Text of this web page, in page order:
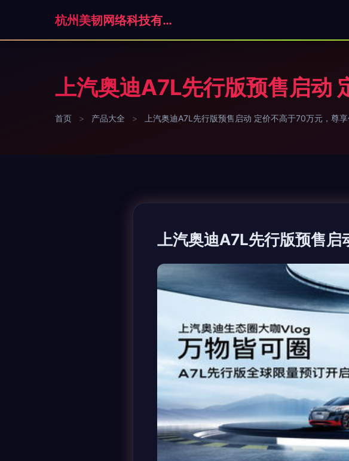
杭州美韧网络科技有限公司
上汽奥迪A7L先行版预售启动
首页 > 产品大全 > 上汽奥迪A7L先行版预售启动 定价不高于70万元，尊
上汽奥迪A7L先行版预售